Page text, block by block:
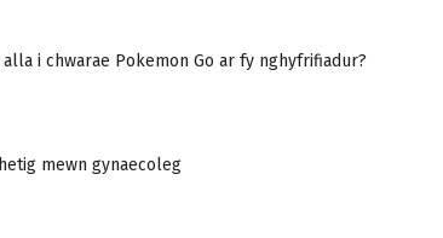
i chwarae Pokemon Go ar fy nghyfrifiadur?
mewn gynaecoleg